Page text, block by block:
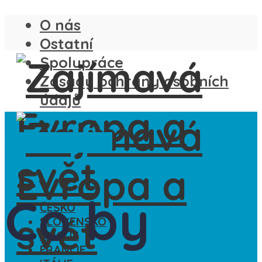
O nás
Ostatní
Spolupráce
Zásady ochrany osobních
údajů
ČESKO
SLOVENSKO
ANGLIE
FRANCIE
Co by